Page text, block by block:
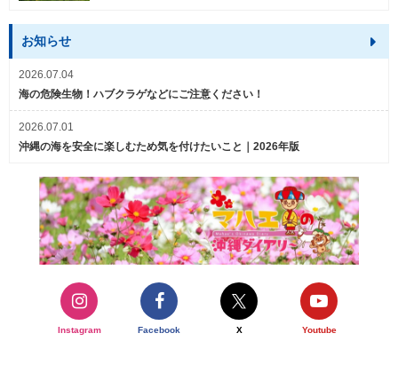
お知らせ
2026.07.04
海の危険生物！ハブクラゲなどにご注意ください！
2026.07.01
沖縄の海を安全に楽しむため気を付けたいこと｜2026年版
Instagram Facebook X Youtube